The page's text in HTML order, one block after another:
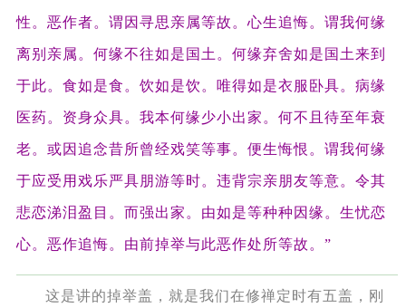
性。恶作者。谓因寻思亲属等故。心生追悔。谓我何缘
离别亲属。何缘不往如是国土。何缘弃舍如是国土来到
于此。食如是食。饮如是饮。唯得如是衣服卧具。病缘
医药。资身众具。我本何缘少小出家。何不且待至年衰
老。或因追念昔所曾经戏笑等事。便生悔恨。谓我何缘
于应受用戏乐严具朋游等时。违背宗亲朋友等意。令其
悲恋涕泪盈目。而强出家。由如是等种种因缘。生忧恋
心。恶作追悔。由前掉举与此恶作处所等故。”
这是讲的掉举盖，就是我们在修禅定时有五盖，刚